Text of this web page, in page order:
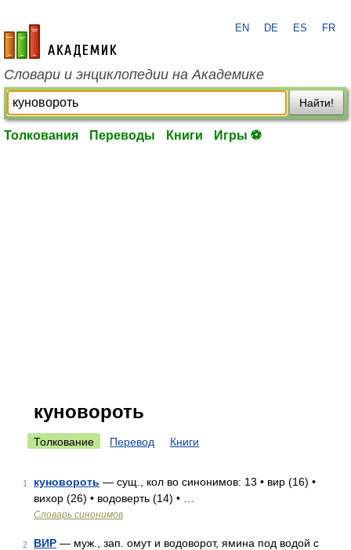
academic.ru
EN DE ES FR
Словари и энциклопедии на Академике
Найти!
Толкования Переводы Книги Игры ⚽
куновороть
Толкование Перевод Книги
1 куновороть — сущ., кол во синонимов: 13 • вир (16) •
вихор (26) • водоверть (14) • …
Словарь синонимов
2 ВИР — муж., зап. омут и водоворот, ямина под водой с